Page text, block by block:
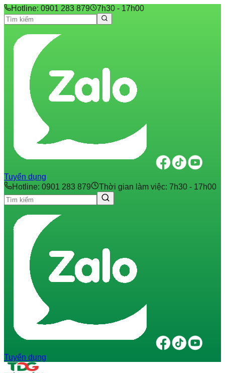
Hotline: 0901 283 879 7h30 - 17h00
Tuyển dụng
Hotline: 0901 283 879
Thời gian làm việc: 7h30 - 17h00
Tuyển dụng